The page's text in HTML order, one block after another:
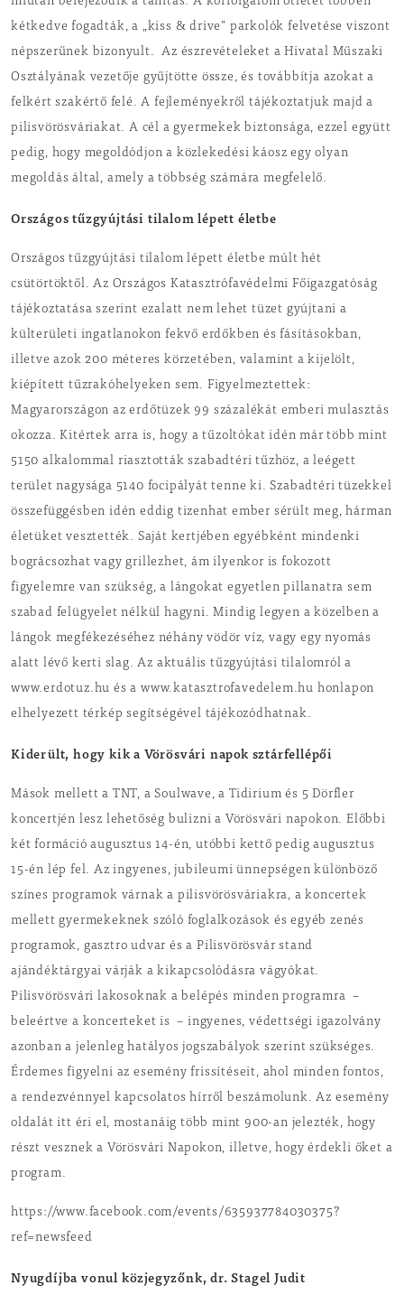
kétkedve fogadták, a „kiss & drive” parkolók felvetése viszont
népszerűnek bizonyult. Az észrevételeket a Hivatal Műszaki
Osztályának vezetője gyűjtötte össze, és továbbítja azokat a
felkért szakértő felé. A fejleményekről tájékoztatjuk majd a
pilisvörösváriakat. A cél a gyermekek biztonsága, ezzel együtt
pedig, hogy megoldódjon a közlekedési káosz egy olyan
megoldás által, amely a többség számára megfelelő.
Országos tűzgyújtási tilalom lépett életbe
Országos tűzgyújtási tilalom lépett életbe múlt hét
csütörtöktől. Az Országos Katasztrófavédelmi Főigazgatóság
tájékoztatása szerint ezalatt nem lehet tüzet gyújtani a
külterületi ingatlanokon fekvő erdőkben és fásításokban,
illetve azok 200 méteres körzetében, valamint a kijelölt,
kiépített tűzrakóhelyeken sem. Figyelmeztettek:
Magyarországon az erdőtüzek 99 százalékát emberi mulasztás
okozza. Kitértek arra is, hogy a tűzoltókat idén már több mint
5150 alkalommal riasztották szabadtéri tűzhöz, a leégett
terület nagysága 5140 focipályát tenne ki. Szabadtéri tüzekkel
összefüggésben idén eddig tizenhat ember sérült meg, hárman
életüket vesztették. Saját kertjében egyébként mindenki
bográcsozhat vagy grillezhet, ám ilyenkor is fokozott
figyelemre van szükség, a lángokat egyetlen pillanatra sem
szabad felügyelet nélkül hagyni. Mindig legyen a közelben a
lángok megfékezéséhez néhány vödör víz, vagy egy nyomás
alatt lévő kerti slag. Az aktuális tűzgyújtási tilalomról a
www.erdotuz.hu és a www.katasztrofavedelem.hu honlapon
elhelyezett térkép segítségével tájékozódhatnak.
Kiderült, hogy kik a Vörösvári napok sztárfellépői
Mások mellett a TNT, a Soulwave, a Tidirium és 5 Dörfler
koncertjén lesz lehetőség bulizni a Vörösvári napokon. Előbbi
két formáció augusztus 14-én, utóbbi kettő pedig augusztus
15-én lép fel. Az ingyenes, jubileumi ünnepségen különböző
színes programok várnak a pilisvörösváriakra, a koncertek
mellett gyermekeknek szóló foglalkozások és egyéb zenés
programok, gasztro udvar és a Pilisvörösvár stand
ajándéktárgyai várják a kikapcsolódásra vágyókat.
Pilisvörösvári lakosoknak a belépés minden programra –
beleértve a koncerteket is – ingyenes, védettségi igazolvány
azonban a jelenleg hatályos jogszabályok szerint szükséges.
Érdemes figyelni az esemény frissítéseit, ahol minden fontos,
a rendezvénnyel kapcsolatos hírről beszámolunk. Az esemény
oldalát itt éri el, mostanáig több mint 900-an jelezték, hogy
részt vesznek a Vörösvári Napokon, illetve, hogy érdekli őket a
program.
https://www.facebook.com/events/635937784030375?
ref=newsfeed
Nyugdíjba vonul közjegyzőnk, dr. Stagel Judit